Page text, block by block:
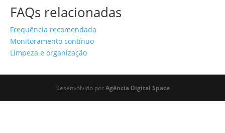
FAQs relacionadas
Frequência recomendada
Monitoramento contínuo
Limpeza e organização
Desenvolvido porAgência Digital Space